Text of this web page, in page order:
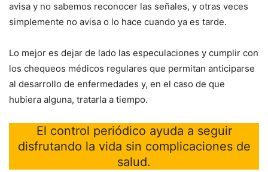
avisa y no sabemos reconocer las señales, y otras veces
simplemente no avisa o lo hace cuando ya es tarde.
Lo mejor es dejar de lado las especulaciones y cumplir con
los chequeos médicos regulares que permitan anticiparse
al desarrollo de enfermedades y, en el caso de que
hubiera alguna, tratarla a tiempo.
El control periódico ayuda a seguir
disfrutando la vida sin complicaciones de
salud.